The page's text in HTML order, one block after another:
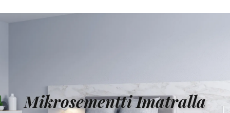
Mikrosementti Imatralla